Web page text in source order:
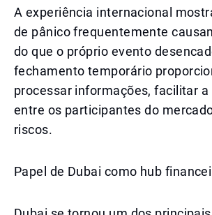
A experiência internacional
de pânico frequentemente
do que o próprio evento
fechamento temporário
processar informações, facilitar
entre os participantes do
riscos.
Papel de Dubai como hub